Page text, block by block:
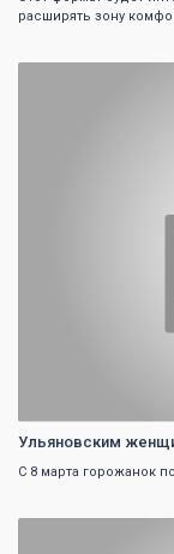
расширять зону
Ульяновским
С 8 марта горожанок